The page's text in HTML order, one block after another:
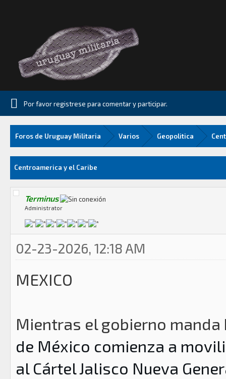
Por favor registrese para comentar y participar.
Foros de Uruguay Militaria Varios Geopolitica
Centroamerica y el Caribe
Terminus
Administrator
02-23-2026, 12:18 AM
MEXICO
Mientras el gobierno manda
de México comienza a
al Cártel Jalisco Nueva